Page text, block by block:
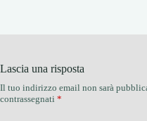
Lascia una risposta
Il tuo indirizzo email non sarà
contrassegnati *